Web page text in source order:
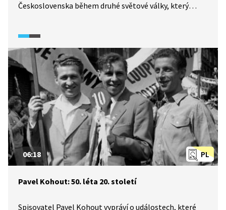
Československa během druhé světové války, který
samý člověk byl pak popraven po atentátu
na Heydricha, neboť se staral o parašutisty
atentátníky. Jmenoval se Vladimír Petřek. Ten byl
nejen pravoslavným knězem, ale i patriotem, který
viděl jedinou naši naději ve spojenectví ve Sověty a tím
předurčil Kohoutovo budoucí politické směřování.
PL
06:18
Pavel Kohout: 50. léta 20. století
Spisovatel Pavel Kohout vypráví o událostech, které